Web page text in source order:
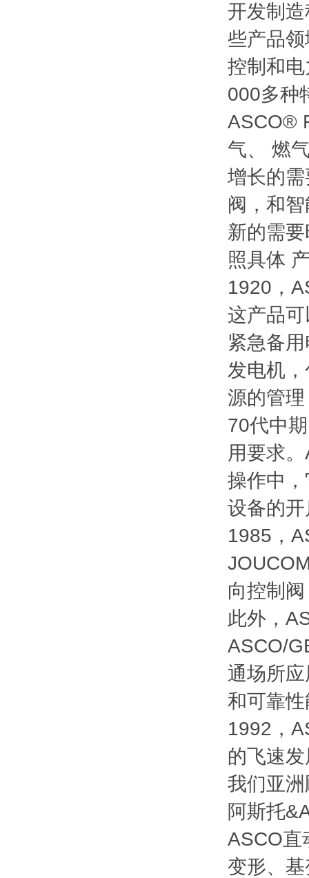
开发制
些产品
控制和
000多种
ASCO®
气、 燃
增长的
阀，和
新的需
照具体
1920，
这产品
紧急备
发电机
源的管
70代中
用要求
操作中
设备的
1985，
向控制
此外，
ASCO/
通场所
和可靠
1992，
的飞速
我们亚
阿斯托
ASCO直
变形、